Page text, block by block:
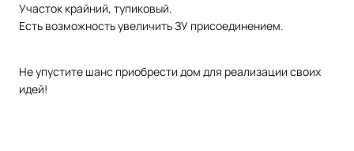
Участок крайний, тупиковый.
Есть возможность увеличить ЗУ присоединением.
Не упустите шанс приобрести дом для реализации своих
идей!